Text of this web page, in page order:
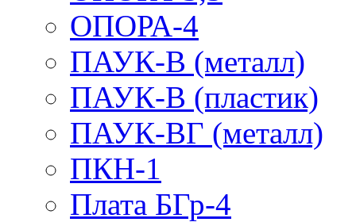
ОПОРА-4
ПАУК-В (металл)
ПАУК-В (пластик)
ПАУК-ВГ (металл)
ПКН-1
Плата БГр-4